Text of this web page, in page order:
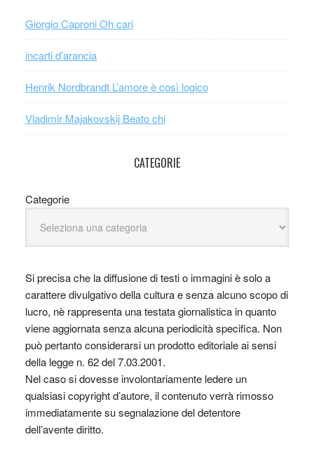
Giorgio Caproni Oh cari
incarti d’arancia
Henrik Nordbrandt L’amore è così logico
Vladimir Majakovskij Beato chi
CATEGORIE
Categorie
Si precisa che la diffusione di testi o immagini è solo a
carattere divulgativo della cultura e senza alcuno scopo di
lucro, nè rappresenta una testata giornalistica in quanto
viene aggiornata senza alcuna periodicità specifica. Non
può pertanto considerarsi un prodotto editoriale ai sensi
della legge n. 62 del 7.03.2001.
Nel caso si dovesse involontariamente ledere un
qualsiasi copyright d’autore, il contenuto verrà rimosso
immediatamente su segnalazione del detentore
dell’avente diritto.